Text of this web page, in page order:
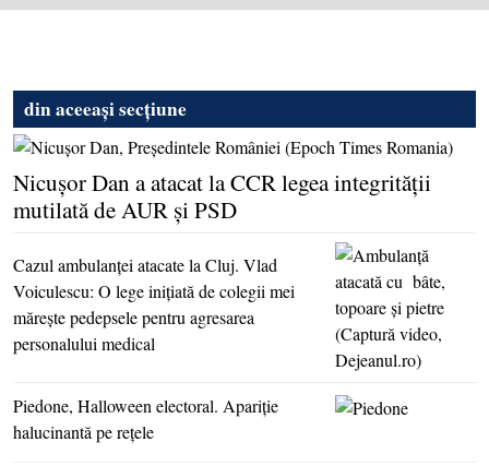
din aceeași secțiune
Nicuşor Dan a atacat la CCR legea integrităţii
mutilată de AUR şi PSD
Cazul ambulanţei atacate la Cluj. Vlad
Voiculescu: O lege iniţiată de colegii mei
măreşte pedepsele pentru agresarea
personalului medical
Piedone, Halloween electoral. Apariţie
halucinantă pe reţele